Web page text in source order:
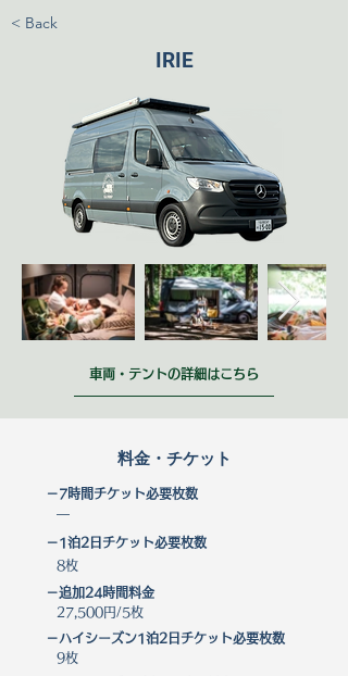
< Back
IRIE
車両・テントの詳細はこちら
料金・チケット
－7時間チケット必要枚数
―
－1泊2日チケット必要枚数
8枚
－​追加24時間料金
27,500円/5枚
－ハイシーズン1泊2日チケット必要枚数
9枚